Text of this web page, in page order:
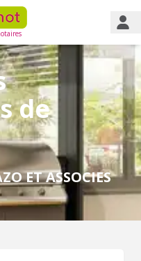
de
ET ASSOCIES